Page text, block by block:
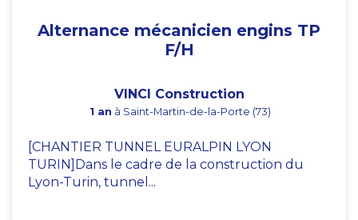
Alternance mécanicien engins TP
F/H
VINCI Construction
1 an à Saint-Martin-de-la-Porte (73)
[CHANTIER TUNNEL EURALPIN LYON
TURIN]Dans le cadre de la construction du
Lyon-Turin, tunnel...